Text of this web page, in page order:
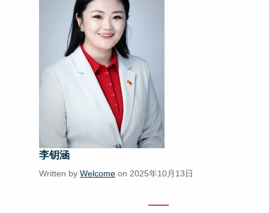
李钥涵
Written by Welcome on 2025年10月13日